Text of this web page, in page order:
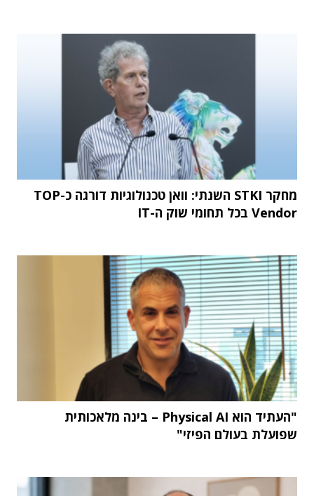
מחקר STKI השנתי: וואן טכנולוגיות דורגה כ-TOP
Vendor בכל תחומי שוק ה-IT
"העתיד הוא Physical AI – בינה מלאכותית
שפועלת בעולם הפיזי"